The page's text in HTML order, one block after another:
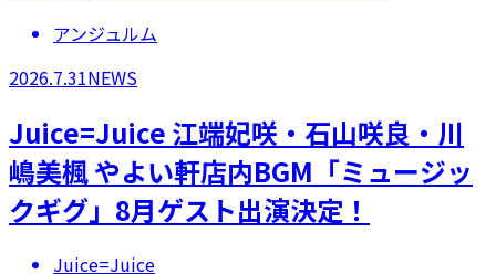
アンジュルム
2026.7.31NEWS
Juice=Juice 江端妃咲・石山咲良・川
嶋美楓 やよい軒店内BGM「ミュージッ
クギグ」8月ゲスト出演決定！
Juice=Juice